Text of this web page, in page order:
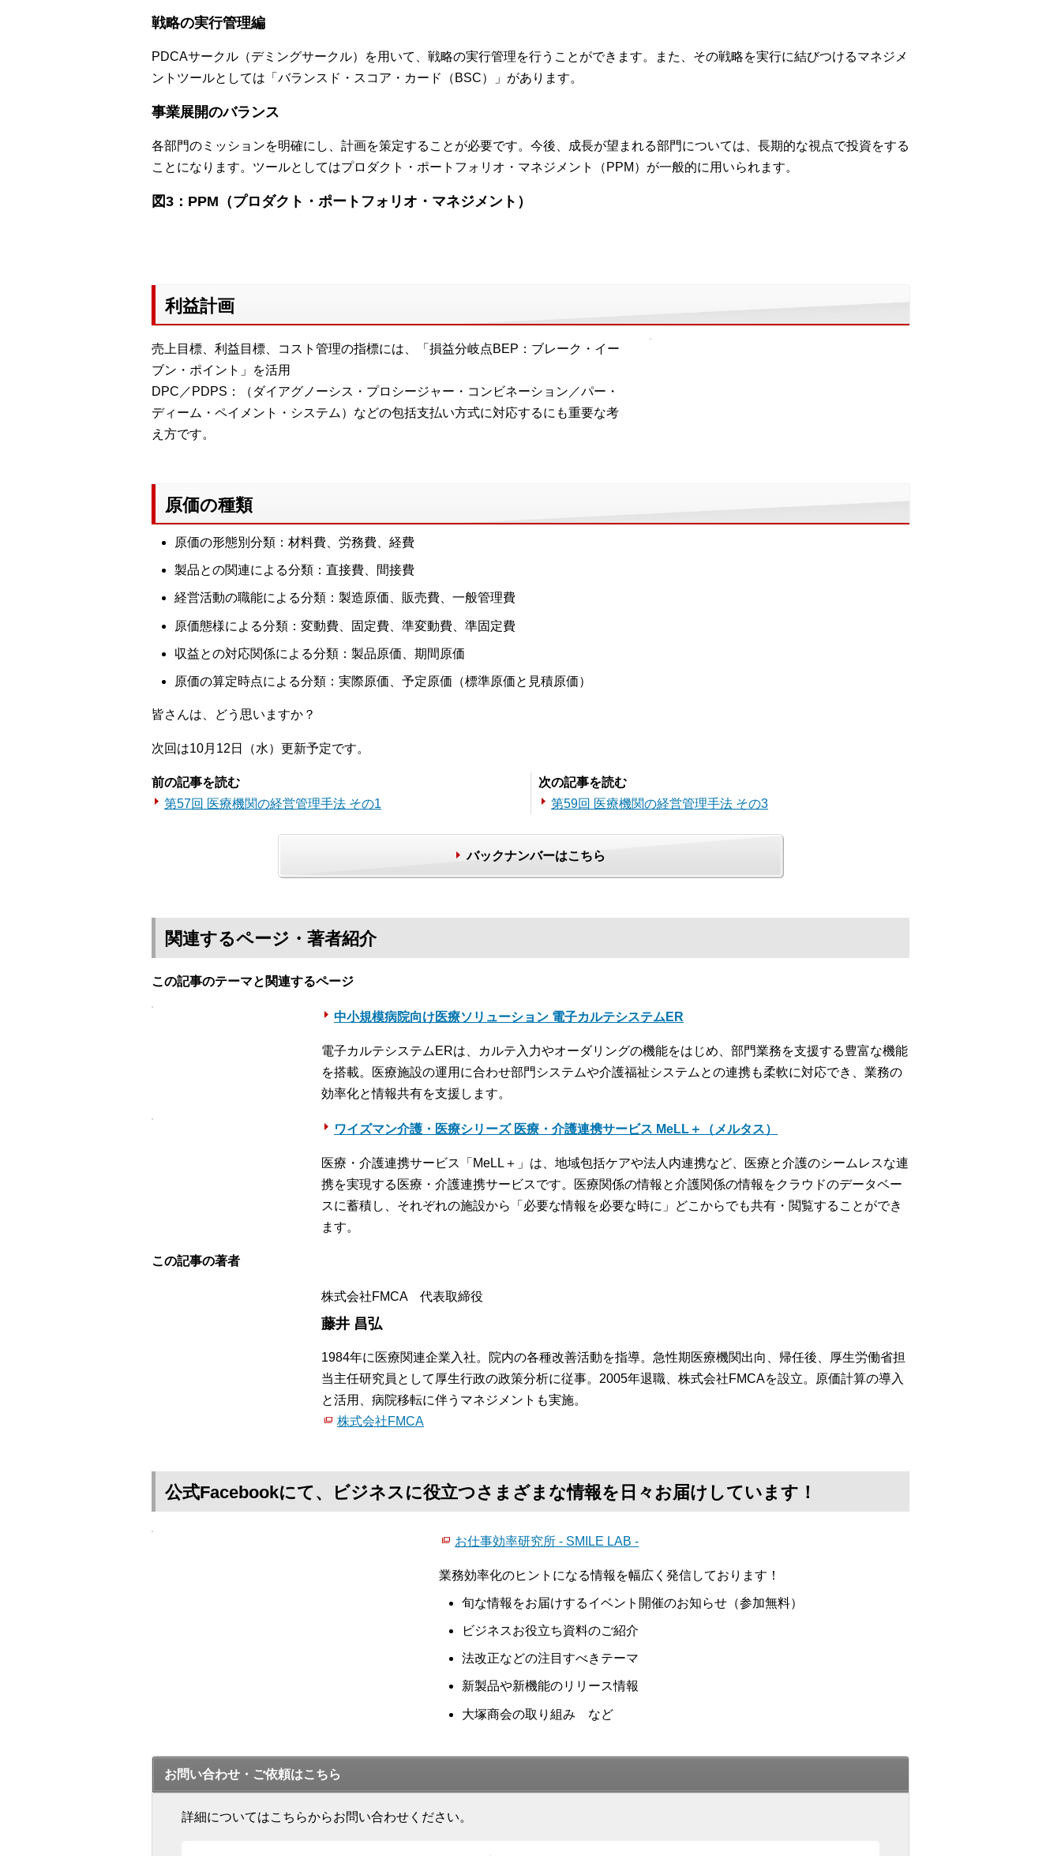
戦略の実行管理編
PDCAサークル（デミングサークル）を用いて、戦略の実行管理を行うことができます。また、その戦略を実行に結びつけるマネジメ
ントツールとしては「バランスド・スコア・カード（BSC）」があります。
事業展開のバランス
各部門のミッションを明確にし、計画を策定することが必要です。今後、成長が望まれる部門については、長期的な視点で投資をする
ことになります。ツールとしてはプロダクト・ポートフォリオ・マネジメント（PPM）が一般的に用いられます。
図3：PPM（プロダクト・ポートフォリオ・マネジメント）
利益計画
売上目標、利益目標、コスト管理の指標には、「損益分岐点BEP：ブレーク・イー
ブン・ポイント」を活用
DPC／PDPS：（ダイアグノーシス・プロシージャー・コンビネーション／パー・
ディーム・ペイメント・システム）などの包括支払い方式に対応するにも重要な考
え方です。
原価の種類
原価の形態別分類：材料費、労務費、経費
製品との関連による分類：直接費、間接費
経営活動の職能による分類：製造原価、販売費、一般管理費
原価態様による分類：変動費、固定費、準変動費、準固定費
収益との対応関係による分類：製品原価、期間原価
原価の算定時点による分類：実際原価、予定原価（標準原価と見積原価）
皆さんは、どう思いますか？
次回は10月12日（水）更新予定です。
前の記事を読む
第57回 医療機関の経営管理手法 その1
次の記事を読む
第59回 医療機関の経営管理手法 その3
バックナンバーはこちら
関連するページ・著者紹介
この記事のテーマと関連するページ
中小規模病院向け医療ソリューション 電子カルテシステムER
電子カルテシステムERは、カルテ入力やオーダリングの機能をはじめ、部門業務を支援する豊富な機能
を搭載。医療施設の運用に合わせ部門システムや介護福祉システムとの連携も柔軟に対応でき、業務の
効率化と情報共有を支援します。
ワイズマン介護・医療シリーズ 医療・介護連携サービス MeLL＋（メルタス）
医療・介護連携サービス「MeLL＋」は、地域包括ケアや法人内連携など、医療と介護のシームレスな連
携を実現する医療・介護連携サービスです。医療関係の情報と介護関係の情報をクラウドのデータベー
スに蓄積し、それぞれの施設から「必要な情報を必要な時に」どこからでも共有・閲覧することができ
ます。
この記事の著者
株式会社FMCA 代表取締役
藤井 昌弘
1984年に医療関連企業入社。院内の各種改善活動を指導。急性期医療機関出向、帰任後、厚生労働省担
当主任研究員として厚生行政の政策分析に従事。2005年退職、株式会社FMCAを設立。原価計算の導入
と活用、病院移転に伴うマネジメントも実施。
株式会社FMCA
公式Facebookにて、ビジネスに役立つさまざまな情報を日々お届けしています！
お仕事効率研究所 - SMILE LAB -
業務効率化のヒントになる情報を幅広く発信しております！
旬な情報をお届けするイベント開催のお知らせ（参加無料）
ビジネスお役立ち資料のご紹介
法改正などの注目すべきテーマ
新製品や新機能のリリース情報
大塚商会の取り組み など
お問い合わせ・ご依頼はこちら
詳細についてはこちらからお問い合わせください。